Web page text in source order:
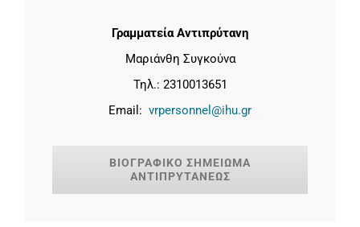
Γραμματεία Αντιπρύτανη
Μαριάνθη Συγκούνα
Τηλ.: 2310013651
Email: vrpersonnel@ihu.gr
ΒΙΟΓΡΑΦΙΚΟ ΣΗΜΕΙΩΜΑ
ΑΝΤΙΠΡΥΤΑΝΕΩΣ